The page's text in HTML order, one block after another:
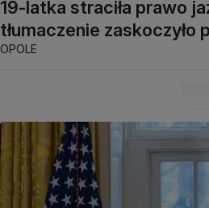
19-latka straciła prawo
tłumaczenie zaskoczyło
OPOLE